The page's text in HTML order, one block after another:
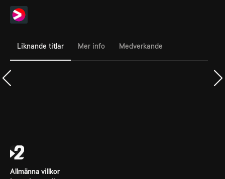
Liknande titlar Mer info Medverkande
Allmänna villkor